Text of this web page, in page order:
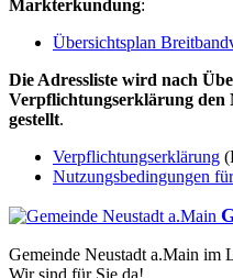
Markterkundung:
Übersichtsplan
Die Adressliste wird nach
Verpflichtungserklärung den
gestellt.
Verpflichtungserklärung
Nutzungsbedingungen
Gemeinde Neustadt a.Main im
Wir sind für Sie da!